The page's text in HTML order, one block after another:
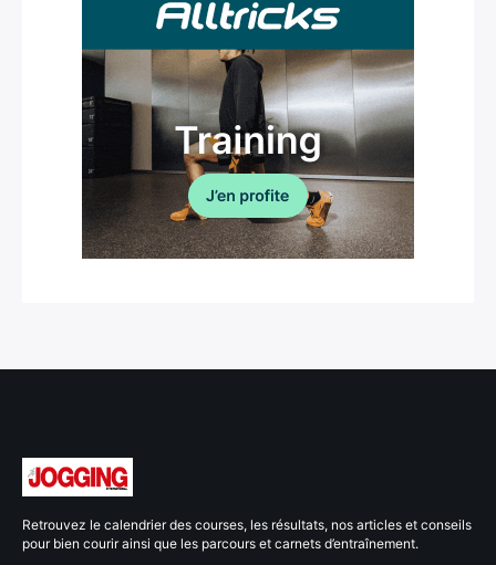
Retrouvez le calendrier des courses, les résultats, nos articles et conseils
pour bien courir ainsi que les parcours et carnets d’entraînement.